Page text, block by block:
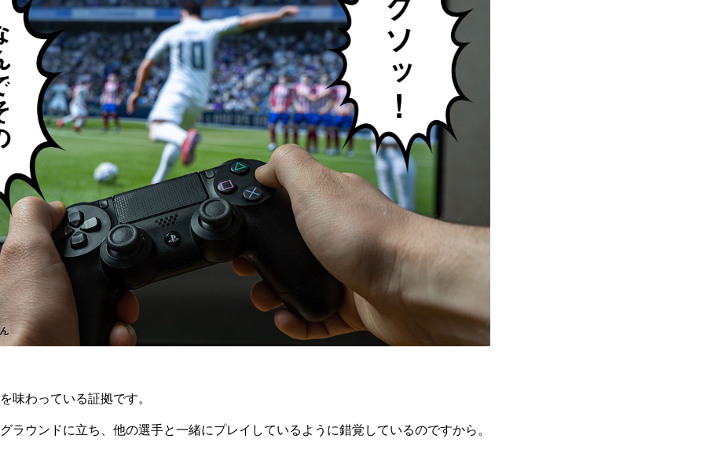
味わっている証拠です。
ラウンドに立ち、他の選手と一緒にプレイしているように錯覚しているのですから。